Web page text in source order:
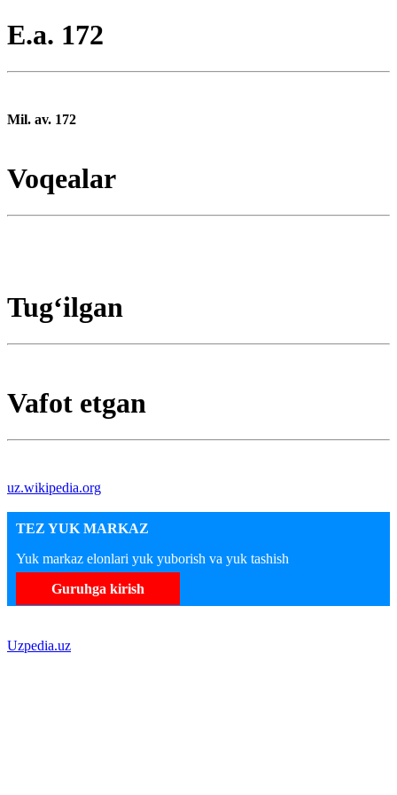
E.a. 172
Mil. av. 172
Voqealar
Tugʻilgan
Vafot etgan
uz.wikipedia.org
TEZ YUK MARKAZ
Yuk markaz elonlari yuk yuborish va yuk tashish
Guruhga kirish
Uzpedia.uz